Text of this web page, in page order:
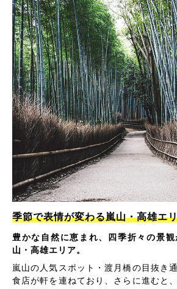
季節で表情が変わる嵐山・高雄エ
豊かな自然に恵まれ、四季折々の景
山・高雄エリア。
嵐山の人気スポット・渡月橋の目抜き
食店が軒を連ねており、さらに進むと